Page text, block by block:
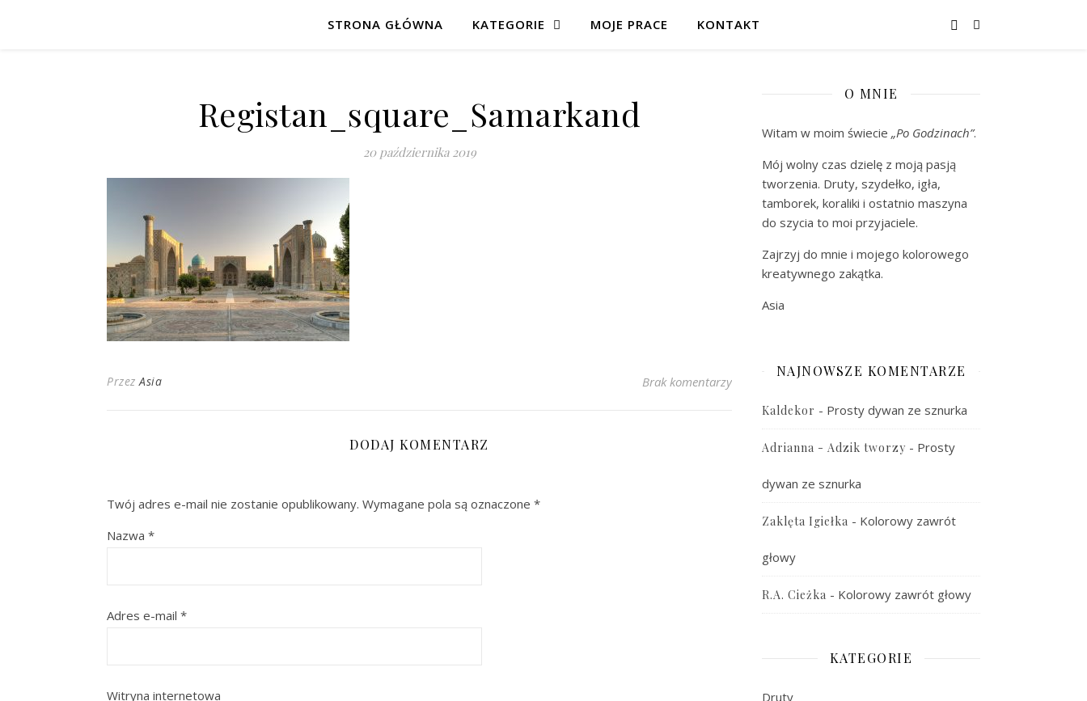
STRONA GŁÓWNA KATEGORIE MOJE PRACE KONTAKT
Registan_square_Samarkand
20 października 2019
PrzezAsia Brak komentarzy
DODAJ KOMENTARZ
Twój adres e-mail nie zostanie opublikowany. Wymagane pola są oznaczone *
Nazwa *
Adres e-mail *
Witryna internetowa
O MNIE
Witam w moim świecie „Po Godzinach”.
Mój wolny czas dzielę z moją pasją
tworzenia. Druty, szydełko, igła,
tamborek, koraliki i ostatnio maszyna
do szycia to moi przyjaciele.
Zajrzyj do mnie i mojego kolorowego
kreatywnego zakątka.
Asia
NAJNOWSZE KOMENTARZE
Kaldekor - Prosty dywan ze sznurka
Adrianna - Adzik tworzy - Prosty
dywan ze sznurka
Zaklęta Igiełka - Kolorowy zawrót
głowy
R.A. Cieżka - Kolorowy zawrót głowy
KATEGORIE
Druty